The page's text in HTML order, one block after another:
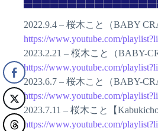
2022.9.4 – 桜木こと（BABY
https://www.youtube.com/
2023.2.21 – 桜木こと（BABY-
https://www.youtube.com/
2023.6.7 – 桜木こと（BABY-
https://www.youtube.com/
2023.7.11 – 桜木こと【
https://www.youtube.com/